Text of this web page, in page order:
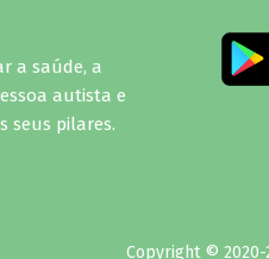
a saúde, a
autista e
seus pilares.
Copyright © 2020-